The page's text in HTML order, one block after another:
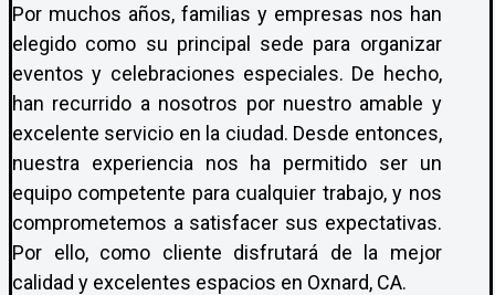
Por muchos años, familias y empresas nos han
elegido como su principal sede para organizar
eventos y celebraciones especiales. De hecho,
han recurrido a nosotros por nuestro amable y
excelente servicio en la ciudad. Desde entonces,
nuestra experiencia nos ha permitido ser un
equipo competente para cualquier trabajo, y nos
comprometemos a satisfacer sus expectativas.
Por ello, como cliente disfrutará de la mejor
calidad y excelentes espacios en Oxnard, CA.